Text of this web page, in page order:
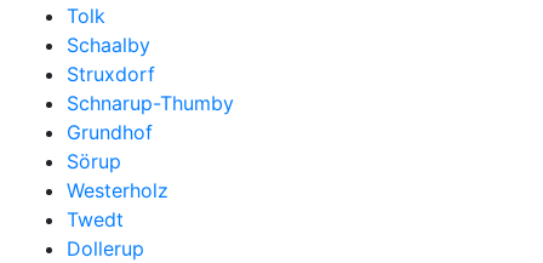
Tolk
Schaalby
Struxdorf
Schnarup-Thumby
Grundhof
Sörup
Westerholz
Twedt
Dollerup